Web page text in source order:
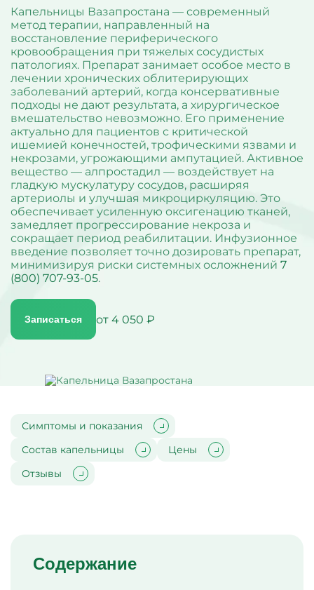
Капельницы Омепразола
Капельницы от панкреатита
Капельницы Панангина
Капельницы Пентоксифиллина
Капельницы Пирацетама
Капельницы Рибоксина
Капельница Реамберина
Капельница Ремаксола
Капельница Цитофлавина
Капельница Гептрала
Капельница Дексаметазона
Капельница железа
Капельница натрия
Капельница с калием
Капельница с магнием
Капельница Метрогил
Капельница физраствора
Капельница Берлитион
Капельница Глиатилина
Капельницы Винпоцетина
Капельница Гемодез
Капельница с янтарной кислотой
Капельница Кавинтон
Капельница с тиоктовой кислотой
Капельницы «Лаеннек»
Капельница Мексидол
Капельница Глутатион
Капельницы Преднизолона
Цераксон капельница
Капельница Ципрофлоксацин
Капельница Рингер
Капельницы при остеопорозе
Капельницы при остеохондрозе
Капельницы при отравлении
Капельница «Антистресс»
Капельница «Комплекс УльтраФеррум»
Капельница «Энергия»
Диагностика компьютерной зависимости
Диагностика созависимости
Диагностика психических расстройств
Диагностика расстройств личности
Кодирование двойной блок
Кодирование вивитрол
Кодирование торпедо
Кодирование Довженко
Кодирование уколом
Кодирование лазером
Лечение алкоголизма
Лечение женского алкоголизма
Лечение мужского алкоголизма
Лечение хронического алкоголизма
Вшивание от алкоголизма
Кодирование Алгоминал
Колме от алкоголизма
Кодирование Аквилонг
Кодирование Эспераль
Акции
Юридическая информация
Записаться
Капельница на дому
Адрес
пер. Швейный, 10
Время работы
Круглосуточно
Поддержка 24/7
7 (800) 707-93-05
Капельницы Вазапростана — современный
метод терапии, направленный на
восстановление периферического
кровообращения при тяжелых сосудистых
патологиях. Препарат занимает особое место в
лечении хронических облитерирующих
заболеваний артерий, когда консервативные
подходы не дают результата, а хирургическое
вмешательство невозможно. Его применение
актуально для пациентов с критической
ишемией конечностей, трофическими язвами и
некрозами, угрожающими ампутацией. Активное
вещество — алпростадил — воздействует на
гладкую мускулатуру сосудов, расширяя
артериолы и улучшая микроциркуляцию. Это
обеспечивает усиленную оксигенацию тканей,
замедляет прогрессирование некроза и
сокращает период реабилитации. Инфузионное
введение позволяет точно дозировать препарат,
минимизируя риски системных осложнений 7
(800) 707-93-05.
Записаться от 4 050 ₽
Симптомы и показания
Состав капельницы
Цены
Отзывы
Содержание